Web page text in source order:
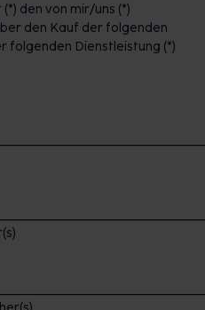
den von mir/uns (*)
den Kauf der folgenden
folgenden Dienstleistung (*)